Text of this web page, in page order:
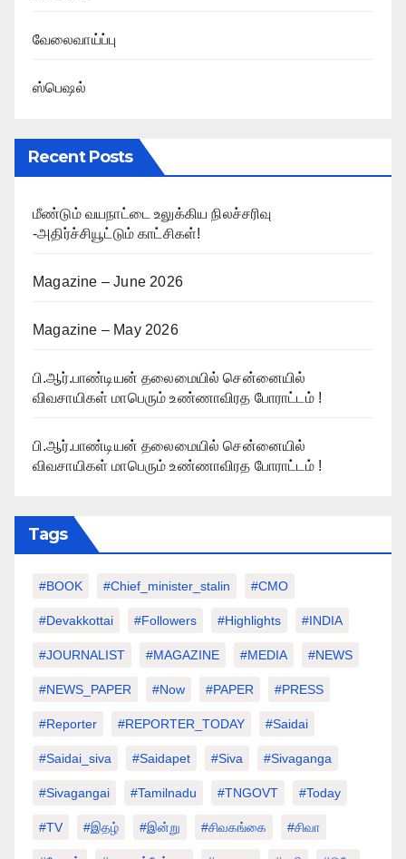
வேலைவாய்ப்பு
ஸ்பெஷல்
Recent Posts
மீண்டும் வயநாட்டை உலுக்கிய நிலச்சரிவு
-அதிர்ச்சியூட்டும் காட்சிகள்!
Magazine – June 2026
Magazine – May 2026
பி.ஆர்.பாண்டியன் தலைமையில் சென்னையில்
விவசாயிகள் மாபெரும் உண்ணாவிரத போராட்டம் !
பி.ஆர்.பாண்டியன் தலைமையில் சென்னையில்
விவசாயிகள் மாபெரும் உண்ணாவிரத போராட்டம் !
Tags
#BOOK #chief_minister_stalin #CMO
#devakkottai #followers #highlights #INDIA
#JOURNALIST #MAGAZINE #MEDIA #NEWS
#NEWS_PAPER #Now #PAPER #PRESS
#Reporter #REPORTER_TODAY #saidai
#saidai_siva #saidapet #Siva #Sivaganga
#sivagangai #tamilnadu #TNGOVT #today
#TV #இதழ் #இன்று #சிவகங்கை #சிவா